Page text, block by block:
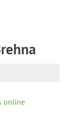
online